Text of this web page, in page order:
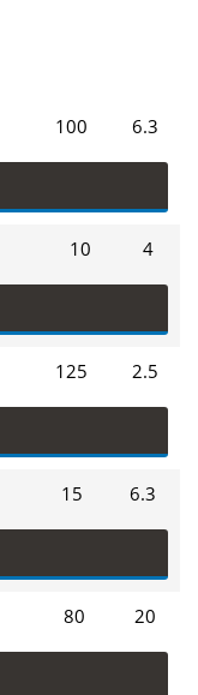
100 6.3
10 4
125 2.5
15 6.3
80 20